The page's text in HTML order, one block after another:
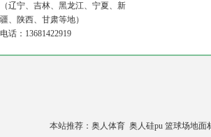
（辽宁、吉林、黑龙江、宁夏、新
疆、陕西、甘肃等地）
电话：13681422919
本站推荐：奥人体育奥人硅pu篮球场地面